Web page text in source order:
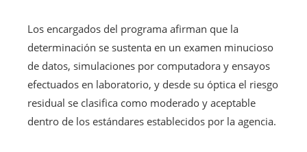
Los encargados del programa afirman que la
determinación se sustenta en un examen minucioso
de datos, simulaciones por computadora y ensayos
efectuados en laboratorio, y desde su óptica el riesgo
residual se clasifica como moderado y aceptable
dentro de los estándares establecidos por la agencia.